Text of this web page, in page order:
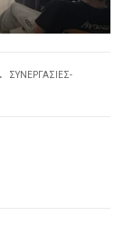
.
ΣΥΝΕΡΓΑΣΊΕΣ-